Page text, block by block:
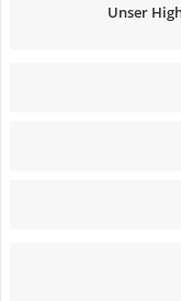
Unser